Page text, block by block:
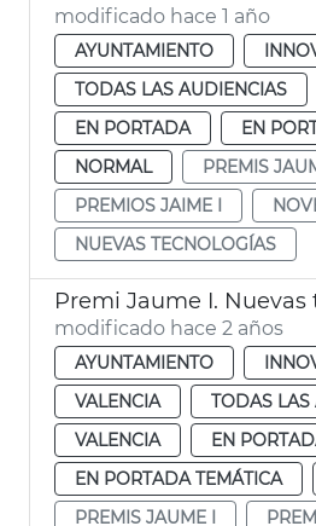
modificado hace 1 año
AYUNTAMIENTO
TODAS LAS AUDIENCIAS
EN PORTADA
EN
NORMAL
PREMIS
PREMIOS JAIME I
NUEVAS TECNOLOGÍAS
Premi Jaume I. Nuevas
modificado hace 2 años
AYUNTAMIENTO
VALENCIA
TODAS LAS
VALENCIA
EN
EN PORTADA TEMÁTICA
PREMIS JAUME I